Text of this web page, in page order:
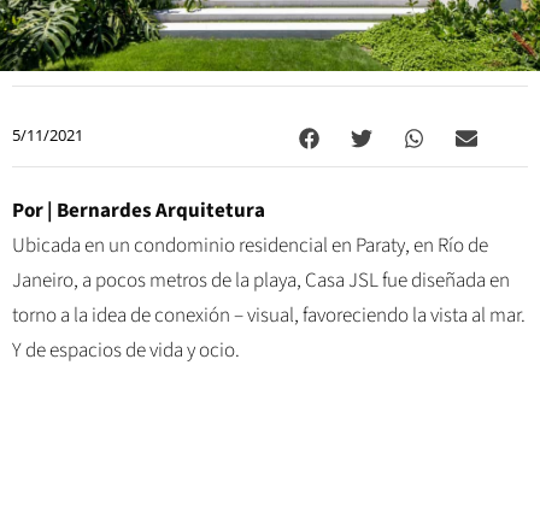
5/11/2021
Por | Bernardes Arquitetura
Ubicada en un condominio residencial en Paraty, en Río de
Janeiro, a pocos metros de la playa, Casa JSL fue diseñada en
torno a la idea de conexión – visual, favoreciendo la vista al mar.
Y de espacios de vida y ocio.